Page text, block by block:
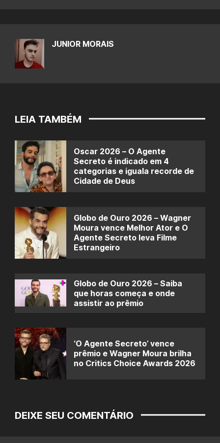
JUNIOR MORAIS
LEIA TAMBÉM
Oscar 2026 – O Agente
Secreto é indicado em 4
categorias e iguala recorde de
Cidade de Deus
Globo de Ouro 2026 – Wagner
Moura vence Melhor Ator e O
Agente Secreto leva Filme
Estrangeiro
Globo de Ouro 2026 – Saiba
que horas começa e onde
assistir ao prêmio
‘O Agente Secreto’ vence
prêmio e Wagner Moura brilha
no Critics Choice Awards 2026
DEIXE SEU COMENTÁRIO